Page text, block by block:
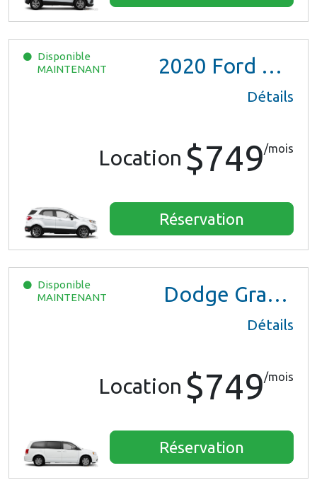
Disponible
MAINTENANT
2020 Ford EcoSport
Détails
Location $749/mois
Réservation
Disponible
MAINTENANT
Dodge Grand Caravan
Détails
Location $749/mois
Réservation